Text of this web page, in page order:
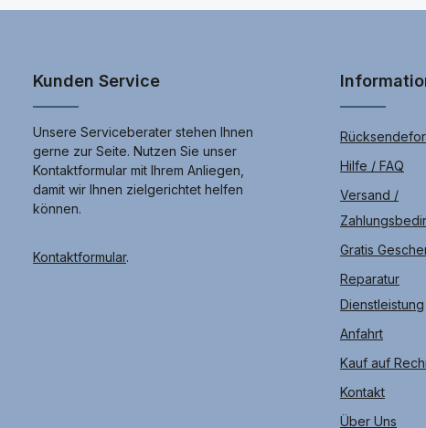
Kunden Service
Unsere Serviceberater stehen Ihnen
gerne zur Seite. Nutzen Sie unser
Kontaktformular mit Ihrem Anliegen,
damit wir Ihnen zielgerichtet helfen
können.
Kontaktformular.
Hilfe / FAQ
Versand /
Gratis
Reparatur
Dienstleistung
Anfahrt
Kauf auf
Kontakt
Über Uns